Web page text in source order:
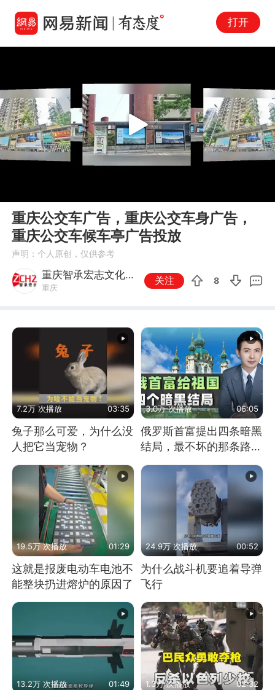
打开
Play
重庆公交车广告，重庆公交车身广告，
重庆公交车候车亭广告投放
声明：个人原创，仅供参考
重庆智承宏志文化传
媒
重庆
关注 8
7.2万 次播放 03:35
兔子那么可爱，为什么没
人把它当宠物？
3.0万 次播放 06:05
俄罗斯首富提出四条暗黑
结局，最不坏的那条路是
19.5万 次播放 01:29
这就是报废电动车电池不
能整块扔进熔炉的原因了
24.9万 次播放 00:52
为什么战斗机要追着导弹
飞行
13.2万 次播放 01:49 1.3万 次播放 02:32